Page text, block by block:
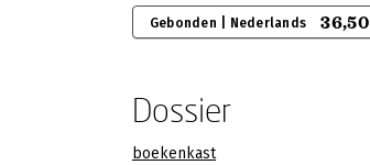
Gebonden | Nederlands 36,50
Dossier
boekenkast